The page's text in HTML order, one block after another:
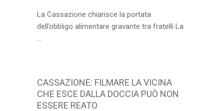
La Cassazione chiarisce la portata
dell’obbligo alimentare gravante tra fratelli La
...
CASSAZIONE: FILMARE LA VICINA
CHE ESCE DALLA DOCCIA PUÒ NON
ESSERE REATO